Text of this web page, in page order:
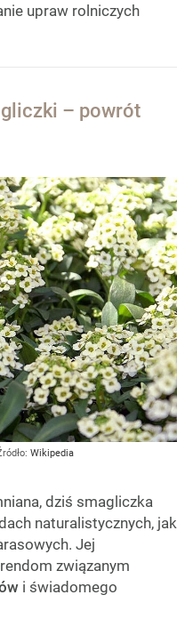
upraw rolniczych
– powrót
Wikipedia
dziś smagliczka
naturalistycznych, jak
Jej
związanym
i świadomego